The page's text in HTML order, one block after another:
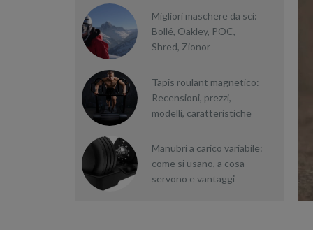
Migliori maschere da sci:
Bollé, Oakley, POC,
Shred, Zionor
Tapis roulant magnetico:
Recensioni, prezzi,
modelli, caratteristiche
Manubri a carico variabile:
come si usano, a cosa
servono e vantaggi